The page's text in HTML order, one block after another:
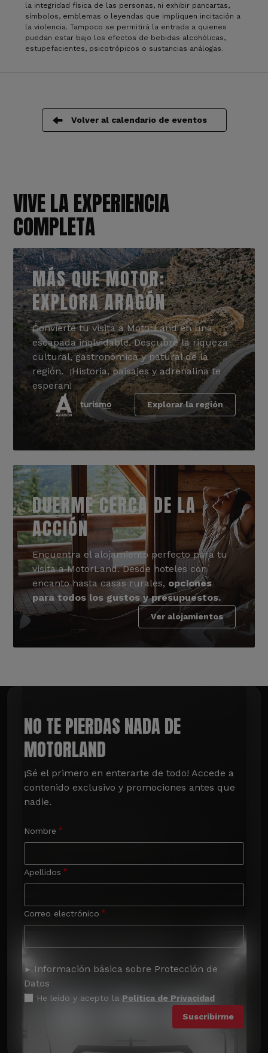
la integridad física de las personas, ni exhibir pancartas,
símbolos, emblemas o leyendas que impliquen incitación a
la violencia. Tampoco se permitirá la entrada a quienes
puedan estar bajo los efectos de bebidas alcohólicas,
estupefacientes, psicotrópicos o sustancias análogas.
Volver al calendario de eventos
VIVE LA EXPERIENCIA
COMPLETA
MÁS QUE MOTOR:
EXPLORA ARAGÓN
Convierte tu visita a MotorLand en una
escapada inolvidable. Descubre la riqueza
cultural, gastronómica y natural de la
región. ¡Historia, paisajes y adrenalina te
esperan!
Explorar la región
DUERME CERCA DE LA
ACCIÓN
Encuentra el alojamiento perfecto para tu
visita a MotorLand. Desde hoteles con
encanto hasta casas rurales, opciones
para todos los gustos y presupuestos.
Ver alojamientos
NO TE PIERDAS NADA DE
MOTORLAND
¡Sé el primero en enterarte de todo! Accede a
contenido exclusivo y promociones antes que
nadie.
Nombre
Apellidos
Correo electrónico
Información básica sobre Protección de
Datos
He leído y acepto la Política de Privacidad